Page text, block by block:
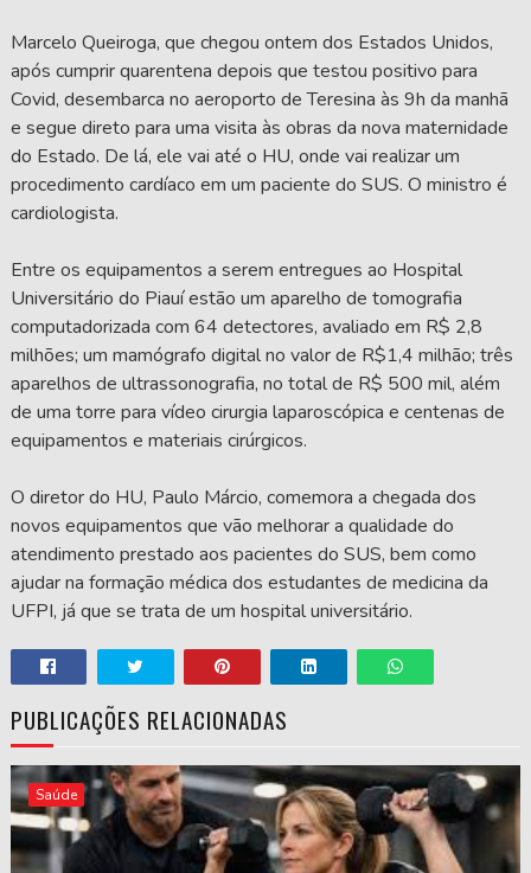
Marcelo Queiroga, que chegou ontem dos Estados Unidos,
após cumprir quarentena depois que testou positivo para
Covid, desembarca no aeroporto de Teresina às 9h da manhã
e segue direto para uma visita às obras da nova maternidade
do Estado. De lá, ele vai até o HU, onde vai realizar um
procedimento cardíaco em um paciente do SUS. O ministro é
cardiologista.
Entre os equipamentos a serem entregues ao Hospital
Universitário do Piauí estão um aparelho de tomografia
computadorizada com 64 detectores, avaliado em R$ 2,8
milhões; um mamógrafo digital no valor de R$1,4 milhão; três
aparelhos de ultrassonografia, no total de R$ 500 mil, além
de uma torre para vídeo cirurgia laparoscópica e centenas de
equipamentos e materiais cirúrgicos.
O diretor do HU, Paulo Márcio, comemora a chegada dos
novos equipamentos que vão melhorar a qualidade do
atendimento prestado aos pacientes do SUS, bem como
ajudar na formação médica dos estudantes de medicina da
UFPI, já que se trata de um hospital universitário.
PUBLICAÇÕES RELACIONADAS
Saúde